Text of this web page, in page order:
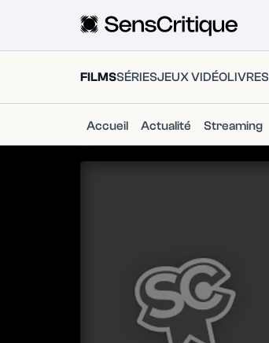
FILMSSÉRIESJEUX VIDÉOLIVRES
Accueil Actualité Streaming